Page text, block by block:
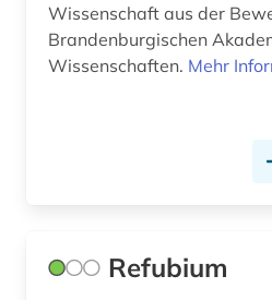
Wissenschaft aus der
Brandenburgischen
Wissenschaften. Mehr
Refubium